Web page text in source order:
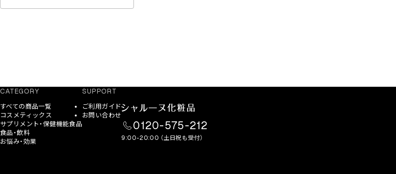
CATEGORY
すべての商品一覧
コスメティックス
サプリメント・保健機能食品
食品・飲料
お悩み・効果
SUPPORT
ご利用ガイド
お問い合わせ
0120-575-212
9:00-20:00 （土日祝も受付）